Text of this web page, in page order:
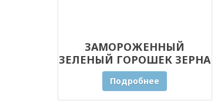
ЗАМОРОЖЕННЫЙ
ЗЕЛЕНЫЙ ГОРОШЕК ЗЕРНА
30 КГ
Подробнее